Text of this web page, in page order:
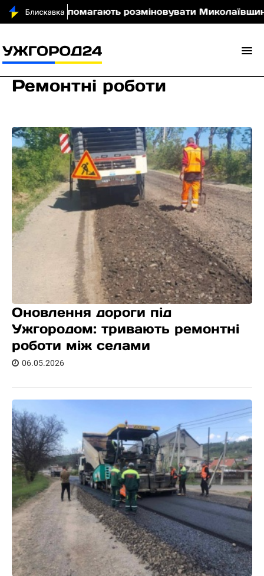
розміновувати Миколаївщину (фото)
Ремонтні роботи
Оновлення дороги під
Ужгородом: тривають ремонтні
роботи між селами
06.05.2026